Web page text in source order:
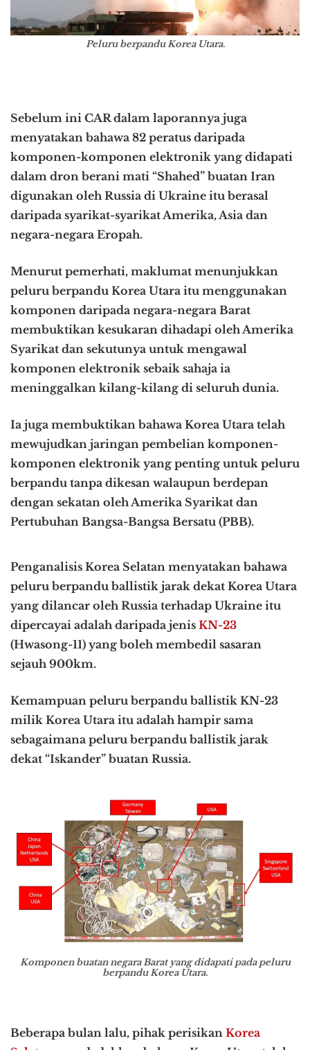
Peluru berpandu Korea Utara.
Sebelum ini CAR dalam laporannya juga
menyatakan bahawa 82 peratus daripada
komponen-komponen elektronik yang didapati
dalam dron berani mati “Shahed” buatan Iran
digunakan oleh Russia di Ukraine itu berasal
daripada syarikat-syarikat Amerika, Asia dan
negara-negara Eropah.
Menurut pemerhati, maklumat menunjukkan
peluru berpandu Korea Utara itu menggunakan
komponen daripada negara-negara Barat
membuktikan kesukaran dihadapi oleh Amerika
Syarikat dan sekutunya untuk mengawal
komponen elektronik sebaik sahaja ia
meninggalkan kilang-kilang di seluruh dunia.
Ia juga membuktikan bahawa Korea Utara telah
mewujudkan jaringan pembelian komponen-
komponen elektronik yang penting untuk peluru
berpandu tanpa dikesan walaupun berdepan
dengan sekatan oleh Amerika Syarikat dan
Pertubuhan Bangsa-Bangsa Bersatu (PBB).
Penganalisis Korea Selatan menyatakan bahawa
peluru berpandu ballistik jarak dekat Korea Utara
yang dilancar oleh Russia terhadap Ukraine itu
dipercayai adalah daripada jenis KN-23
(Hwasong-11) yang boleh membedil sasaran
sejauh 900km.
Kemampuan peluru berpandu ballistik KN-23
milik Korea Utara itu adalah hampir sama
sebagaimana peluru berpandu ballistik jarak
dekat “Iskander” buatan Russia.
Komponen buatan negara Barat yang didapati pada peluru
berpandu Korea Utara.
Beberapa bulan lalu, pihak perisikan Korea